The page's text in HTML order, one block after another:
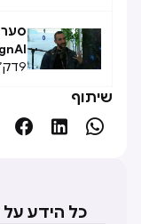
סער
9דק׳
שיתוף



כל הידע